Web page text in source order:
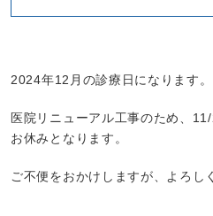
2024年12月の診療日になります。
医院リニューアル工事のため、
お休みとなります。
ご不便をおかけしますが、よろし